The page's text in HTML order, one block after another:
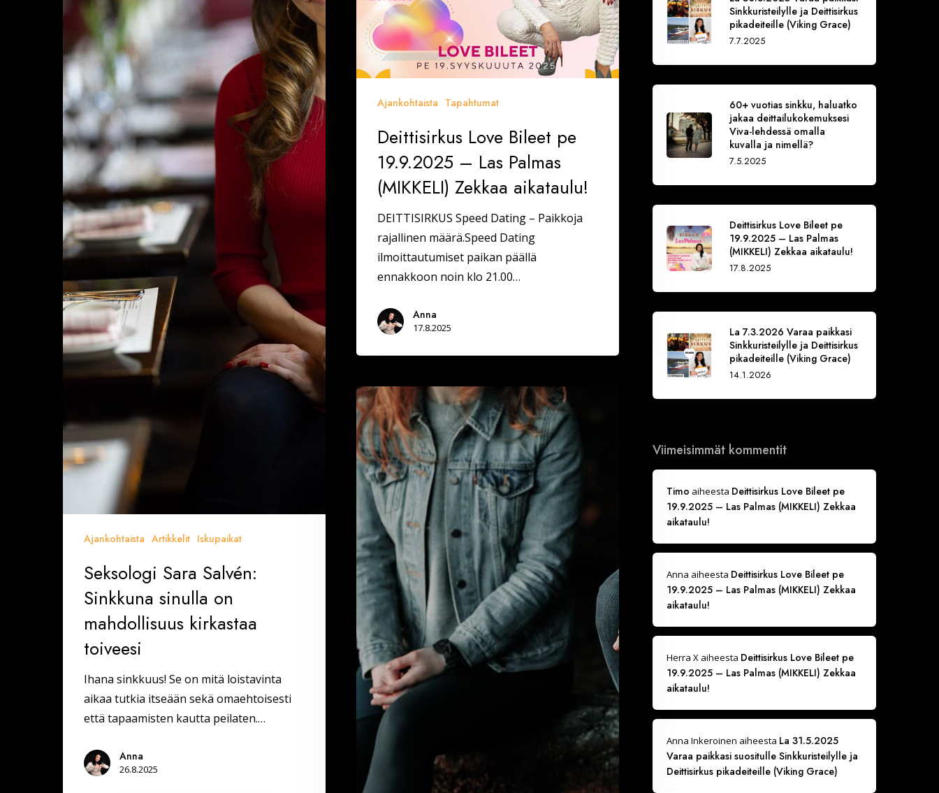
Ajankohtaista Artikkelit Iskupaikat
Seksologi Sara Salvén:
Sinkkuna sinulla on
mahdollisuus kirkastaa
toiveesi
Ihana sinkkuus! Se on mitä loistavinta
aikaa tutkia itseään sekä omaehtoisesti
että tapaamisten kautta peilaten.…
Anna
26.8.2025
aikataulu!
Ajankohtaista Tapahtumat
Deittisirkus Love Bileet pe
19.9.2025 – Las Palmas
(MIKKELI) Zekkaa aikataulu!
DEITTISIRKUS Speed Dating – Paikkoja
rajallinen määrä.Speed Dating
ilmoittautumiset paikan päällä
ennakkoon noin klo 21.00…
Anna
17.8.2025
Yksinasujien
määrä
on
kasvanut
Suomessa
21,82%
seitsemässsä
vuodessa
–
Arvaa
missä
kuussa
”syntyy”
sinkkuja
eniten?
Sinkkuristeilylle ja Deittisirkus
pikadeiteille (Viking Grace)
7.7.2025
60+ vuotias sinkku, haluatko
jakaa deittailukokemuksesi
Viva-lehdessä omalla
kuvalla ja nimellä?
7.5.2025
Deittisirkus Love Bileet pe
19.9.2025 – Las Palmas
(MIKKELI) Zekkaa aikataulu!
17.8.2025
La 7.3.2026 Varaa paikkasi
Sinkkuristeilylle ja Deittisirkus
pikadeiteille (Viking Grace)
14.1.2026
Viimeisimmät kommentit
Timo aiheesta Deittisirkus Love Bileet pe
19.9.2025 – Las Palmas (MIKKELI) Zekkaa
aikataulu!
Anna aiheesta Deittisirkus Love Bileet pe
19.9.2025 – Las Palmas (MIKKELI) Zekkaa
aikataulu!
Herra Xaiheesta Deittisirkus Love Bileet pe
19.9.2025 – Las Palmas (MIKKELI) Zekkaa
aikataulu!
Anna Inkeroinen aiheesta La 31.5.2025
Varaa paikkasi suositulle Sinkkuristeilylle ja
Deittisirkus pikadeiteille (Viking Grace)